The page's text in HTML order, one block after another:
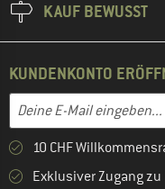
KAUF BEWUSST
KUNDENKONTO
E-Mail-Adresse
Gib hier deine E-Mail-
10 CHF
Exklusiver Zugang